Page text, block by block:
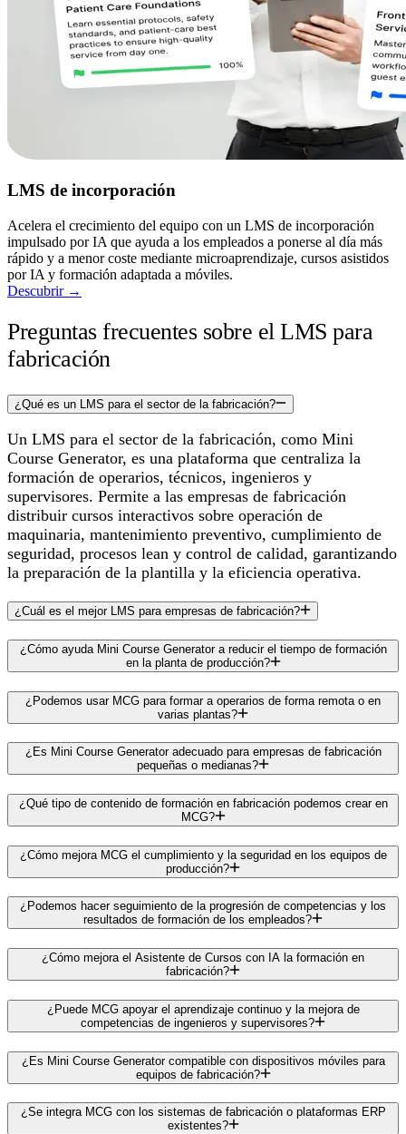
LMS de incorporación
Acelera el crecimiento del equipo con un LMS de incorporación
impulsado por IA que ayuda a los empleados a ponerse al día más
rápido y a menor coste mediante microaprendizaje, cursos asistidos
por IA y formación adaptada a móviles.
Descubrir→
Preguntas frecuentes sobre el LMS para
fabricación
¿Qué es un LMS para el sector de la fabricación?
Un LMS para el sector de la fabricación, como Mini
Course Generator, es una plataforma que centraliza la
formación de operarios, técnicos, ingenieros y
supervisores. Permite a las empresas de fabricación
distribuir cursos interactivos sobre operación de
maquinaria, mantenimiento preventivo, cumplimiento de
seguridad, procesos lean y control de calidad, garantizando
la preparación de la plantilla y la eficiencia operativa.
¿Cuál es el mejor LMS para empresas de fabricación?
¿Cómo ayuda Mini Course Generator a reducir el tiempo de formación
en la planta de producción?
¿Podemos usar MCG para formar a operarios de forma remota o en
varias plantas?
¿Es Mini Course Generator adecuado para empresas de fabricación
pequeñas o medianas?
¿Qué tipo de contenido de formación en fabricación podemos crear en
MCG?
¿Cómo mejora MCG el cumplimiento y la seguridad en los equipos de
producción?
¿Podemos hacer seguimiento de la progresión de competencias y los
resultados de formación de los empleados?
¿Cómo mejora el Asistente de Cursos con IA la formación en
fabricación?
¿Puede MCG apoyar el aprendizaje continuo y la mejora de
competencias de ingenieros y supervisores?
¿Es Mini Course Generator compatible con dispositivos móviles para
equipos de fabricación?
¿Se integra MCG con los sistemas de fabricación o plataformas ERP
existentes?